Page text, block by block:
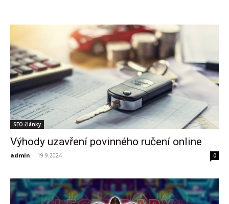
SEO články
Výhody uzavření povinného ručení online
admin - 19.9.2024 0